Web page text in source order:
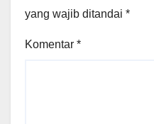
yang wajib ditandai *
Komentar *